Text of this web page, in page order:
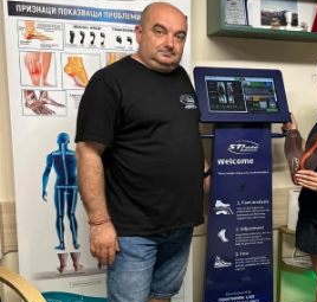
évaluation complète de la fonction du
inférieurs.